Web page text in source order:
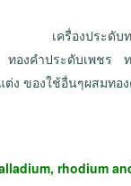
งประดับทอ
ทองคำประดับเพชร
ง ของใช้อื่นๆผสมทอ
rhodium